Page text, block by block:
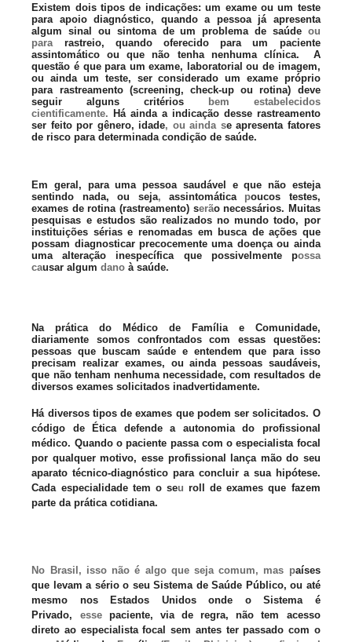
Existem dois tipos de indicações: um exame ou um teste
para apoio diagnóstico, quando a pessoa já apresenta
algum sinal ou sintoma de um problema de saúdeou
para rastreio, quando oferecido para um paciente
assintomático ou que não tenha nenhuma clínica. A
questão é que para um exame, laboratorial ou de imagem,
ou ainda um teste, ser considerado um exame próprio
para rastreamento (screening, check-up ou rotina) deve
seguir alguns critérios bem estabelecidos
cientificamente. Há ainda a indicação desse rastreamento
ser feito por gênero, idade, ou ainda se apresenta fatores
de risco para determinada condição de saúde.
Em geral, para uma pessoa saudável e que não esteja
sentindo nada, ou seja, assintomáticapoucos testes,
exames de rotina (rastreamento) serão necessários. Muitas
pesquisas e estudos são realizados no mundo todo, por
instituições sérias e renomadas em busca de ações que
possam diagnosticar precocemente uma doença ou ainda
uma alteração inespecífica que possivelmente possa
causar algumdanoà saúde.
Na prática do Médico de Família e Comunidade,
diariamente somos confrontados com essas questões:
pessoas que buscam saúde e entendem que para isso
precisam realizar exames, ou ainda pessoas saudáveis,
que não tenham nenhuma necessidade, com resultados de
diversos exames solicitados inadvertidamente.
Há diversos tipos de exames que podem ser solicitados. O
código de Ética defende a autonomia do profissional
médico. Quando o paciente passa com o especialista focal
por qualquer motivo, esse profissional lança mão do seu
aparato técnico-diagnóstico para concluir a sua hipótese.
Cada especialidade tem o seu roll de exames que fazem
parte da prática cotidiana.
No Brasil, isso não é algo que seja comum, mas países
que levam a sério o seu Sistema de Saúde Público, ou até
mesmo nos Estados Unidos onde o Sistema é
Privado, essepaciente, via de regra,
não tem acesso
direto ao especialista focal sem antes ter passado com o